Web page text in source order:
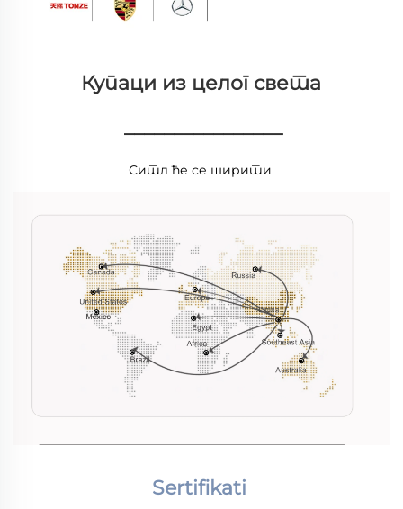
Купаци из целог света
________________
Ситл ће се ширити
Sertifikati